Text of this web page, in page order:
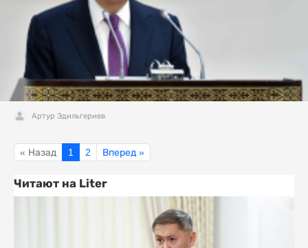
Артур Эдильгериев
« Назад 1 2 Вперед »
Читают на Liter